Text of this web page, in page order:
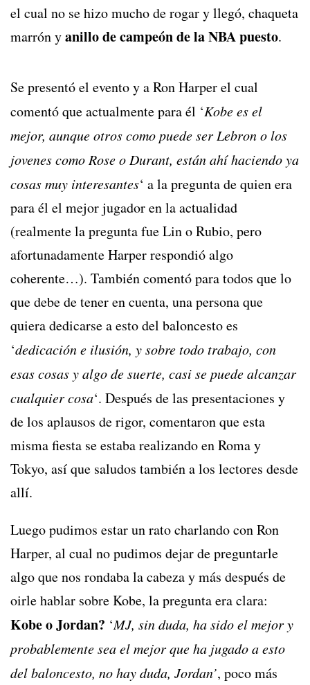
el cual no se hizo mucho de rogar y llegó, chaqueta
marrón yanillo de campeón de la NBA puesto.
Se presentó el evento y a Ron Harper el cual
comentó que actualmente para él ‘Kobe es el
mejor, aunque otros como puede ser Lebron o los
jovenes como Rose o Durant, están ahí haciendo ya
cosas muy interesantes‘ a la pregunta de quien era
para él el mejor jugador en la actualidad
(realmente la pregunta fue Lin o Rubio, pero
afortunadamente Harper respondió algo
coherente…). También comentó para todos que lo
que debe de tener en cuenta, una persona que
quiera dedicarse a esto del baloncesto es
‘dedicación e ilusión, y sobre todo trabajo, con
esas cosas y algo de suerte, casi se puede alcanzar
cualquier cosa‘. Después de las presentaciones y
de los aplausos de rigor, comentaron que esta
misma fiesta se estaba realizando en Roma y
Tokyo, así que saludos también a los lectores desde
allí.
Luego pudimos estar un rato charlando con Ron
Harper, al cual no pudimos dejar de preguntarle
algo que nos rondaba la cabeza y más después de
oirle hablar sobre Kobe, la pregunta era clara:
Kobe o Jordan? ‘MJ, sin duda, ha sido el mejor y
probablemente sea el mejor que ha jugado a esto
del baloncesto, no hay duda, Jordan’, poco más